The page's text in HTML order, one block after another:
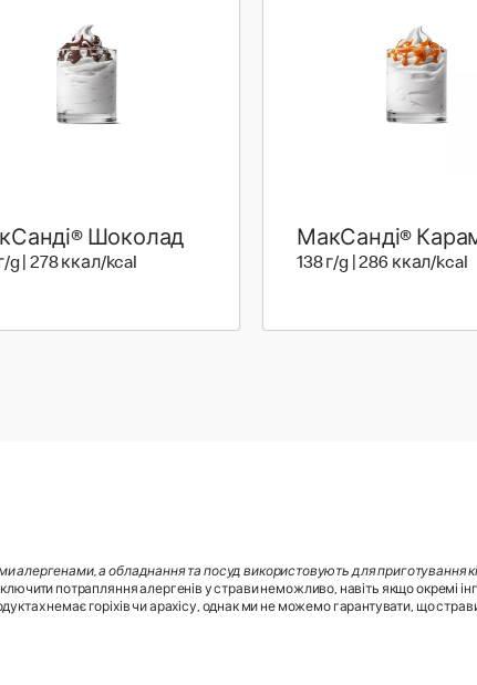
Шоколад
g | 278 ккал/kcal
МакСанді®
138 г/g | 286 ккал/kcal
алергенами, а обладнання та посуд використовують для приготування
потрапляння алергенів у страви неможливо, навіть якщо окремі
немає горіхів чи арахісу, однак ми не можемо гарантувати, що страви